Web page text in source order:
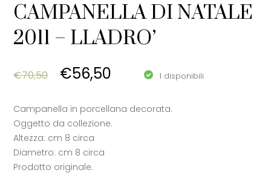
CAMPANELLA DI NATALE
2011 – LLADRO’
€70,50 Original price was: €70,50.
€56,50 Current price is:
1 disponibili
Campanella in porcellana decorata.
Oggetto da collezione.
Altezza: cm 8 circa
Diametro: cm 8 circa
Prodotto originale.